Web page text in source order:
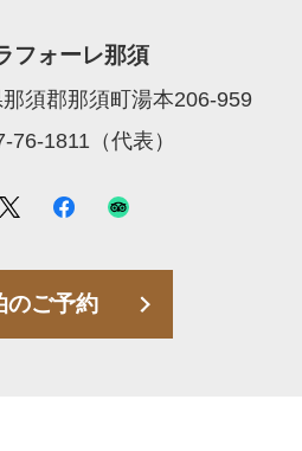
フォーレ那須
須郡那須町湯本206-959
76-1811（代表）
のご予約